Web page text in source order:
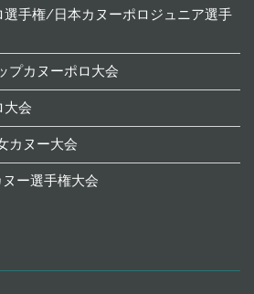
手権/日本カヌーポロジュニア選手
プカヌーポロ大会
大会
カヌー大会
ー選手権大会